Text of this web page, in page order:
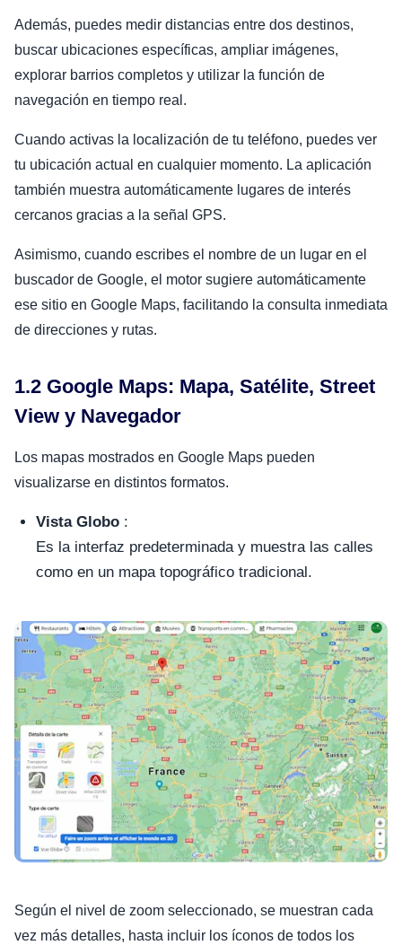
Además, puedes medir distancias entre dos destinos,
buscar ubicaciones específicas, ampliar imágenes,
explorar barrios completos y utilizar la función de
navegación en tiempo real.
Cuando activas la localización de tu teléfono, puedes ver
tu ubicación actual en cualquier momento. La aplicación
también muestra automáticamente lugares de interés
cercanos gracias a la señal GPS.
Asimismo, cuando escribes el nombre de un lugar en el
buscador de Google, el motor sugiere automáticamente
ese sitio en Google Maps, facilitando la consulta inmediata
de direcciones y rutas.
1.2 Google Maps: Mapa, Satélite, Street
View y Navegador
Los mapas mostrados en Google Maps pueden
visualizarse en distintos formatos.
Vista Globo :
Es la interfaz predeterminada y muestra las calles
como en un mapa topográfico tradicional.
Según el nivel de zoom seleccionado, se muestran cada
vez más detalles, hasta incluir los íconos de todos los